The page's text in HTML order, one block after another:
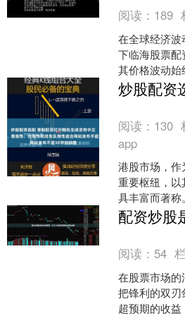
阅读： 189
在全球经济
下临海股票配
其价格波动始
对于希望以
投资者而言，
阅读： 130
app
港股市场，
重要枢纽，
具丰富而著称
逐渐成为投资
资选配，它
阅读： 54
在股票市场
把锋利的双
超预期的收